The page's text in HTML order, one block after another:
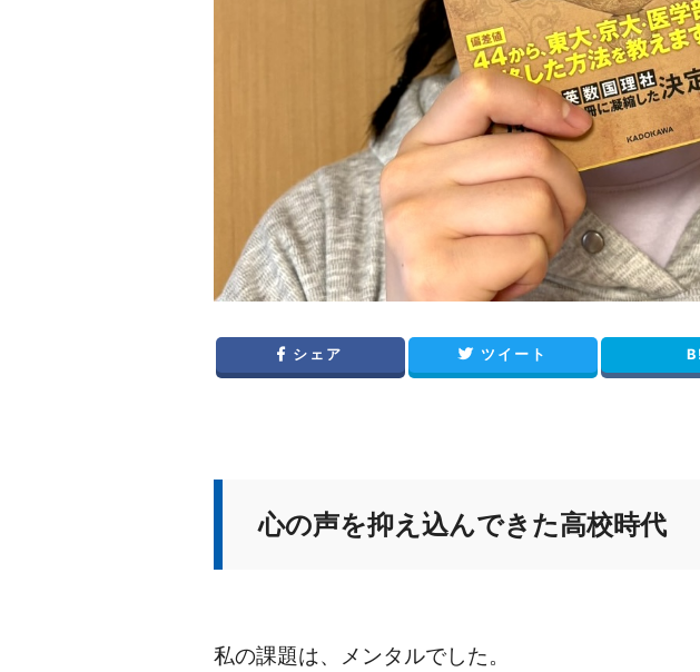
シェア ツイート B!
心の声を抑え込んできた高校時代
私の課題は、メンタルでした。